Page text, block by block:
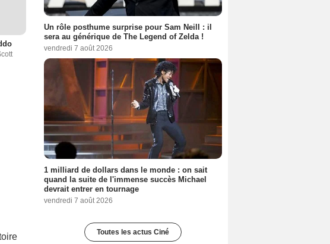
Un rôle posthume surprise pour Sam Neill : il
sera au générique de The Legend of Zelda !
vendredi 7 août 2026
1 milliard de dollars dans le monde : on sait
quand la suite de l'immense succès Michael
devrait entrer en tournage
vendredi 7 août 2026
Toutes les actus Ciné